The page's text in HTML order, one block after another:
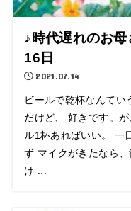
♪時代遅れのお
16日
2021.07.14
ビールで乾杯なんてい
だけど、 好きです。
ル1杯あればいい。 一
ず マイクがきたなら
け ...